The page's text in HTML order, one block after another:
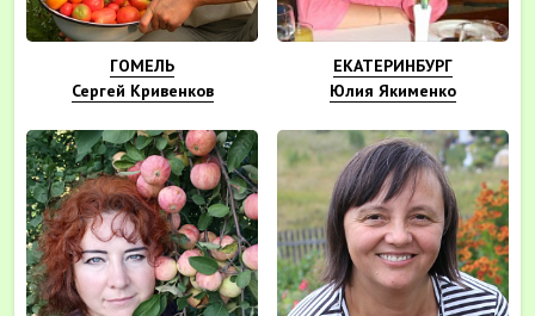
ГОМЕЛЬ
Сергей Кривенков
ЕКАТЕРИНБУРГ
Юлия Якименко